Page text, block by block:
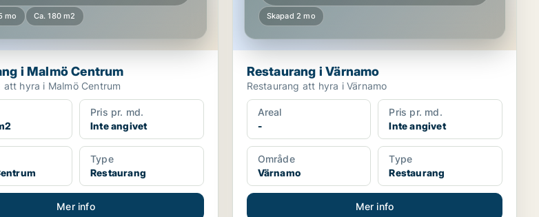
mo Ca. 180 m2
i Malmö Centrum
att hyra i Malmö Centrum
Pris pr. md.
Inte angivet
Type
Restaurang
Mer info
Skapad 2 mo
Restaurang i Värnamo
Restaurang att hyra i Värnamo
Areal
-
Pris pr. md.
Inte angivet
Område
Värnamo
Type
Restaurang
Mer info